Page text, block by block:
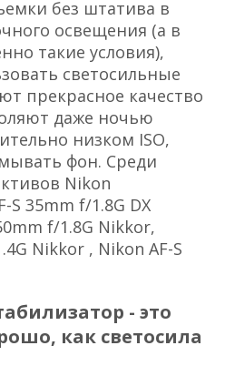
без штатива в
освещения (а в
такие условия),
светосильные
прекрасное качество
даже ночью
низком ISO,
фон. Среди
Nikon
35mm f/1.8G DX
f/1.8G Nikkor,
Nikkor , Nikon AF-S
- это
как светосила